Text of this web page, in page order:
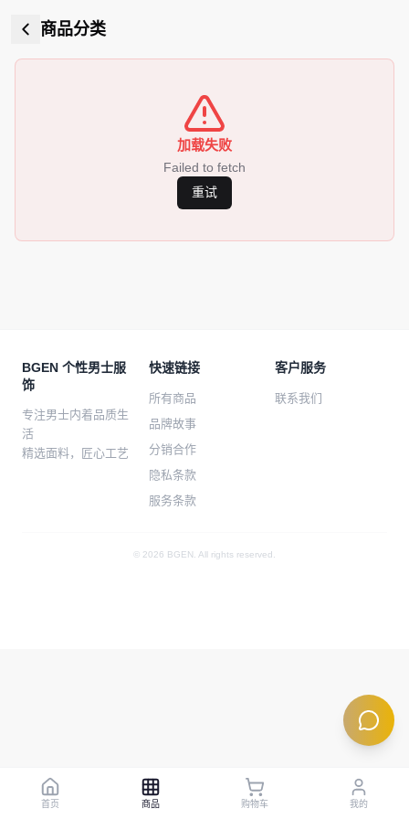
商品分类
加载失败
Failed to fetch
重试
BGEN 个性男士服
饰
专注男士内着品质生
活
精选面料，匠心工艺
快速链接
所有商品
品牌故事
分销合作
隐私条款
服务条款
客户服务
联系我们
© 2026 BGEN. All rights reserved.
首页 商品 购物车 我的